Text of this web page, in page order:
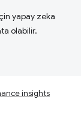
yapay zeka
olabilir.
insights